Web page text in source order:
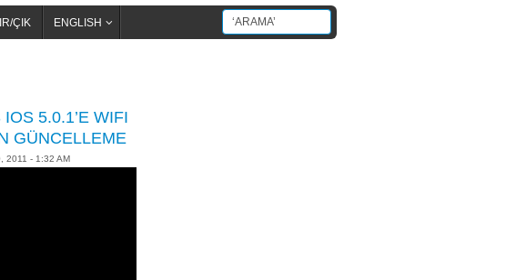
ÇIK ENGLISH
5.0.1’E WIFI
GÜNCELLEME
2011 - 1:32 AM